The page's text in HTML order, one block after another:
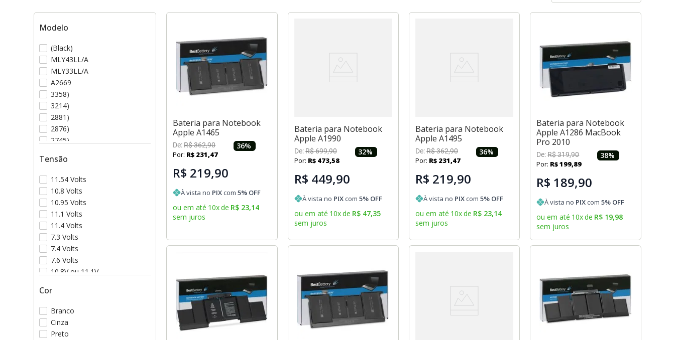
Modelo
(Black)
MLY43LL/A
MLY33LL/A
A2669
3358)
3214)
2881)
2876)
2745)
Tensão
11.54 Volts
10.8 Volts
10.95 Volts
11.1 Volts
11.4 Volts
7.3 Volts
7.4 Volts
7.6 Volts
10.8V ou 11.1V
Cor
Branco
Cinza
Preto
Bateria para Notebook
Apple A1465
De:R$362,90 36%
Por: R$ 231,47
R$ 219,90
À vista no PIXcom5% OFF
ou em até 10xde R$ 23,14
sem juros
Bateria para Notebook
Apple A1990
De:R$699,90 32%
Por: R$ 473,58
R$ 449,90
À vista no PIXcom 5% OFF
ou em até 10xde R$ 47,35
sem juros
Bateria para Notebook
Apple A1495
De:R$362,90 36%
Por: R$ 231,47
R$ 219,90
À vista no PIXcom 5% OFF
ou em até 10xde R$ 23,14
sem juros
Bateria para Notebook
Apple A1286 MacBook
Pro 2010
De:R$319,90 38%
Por: R$199,89
R$ 189,90
À vista no PIXcom5% OFF
ou em até 10xde R$ 19,98
sem juros